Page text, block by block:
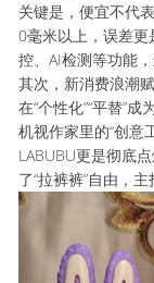
关键是，便宜不代
0毫米以上，误差
控、AI检测等功能
其次，新消费浪潮
在“个性化”“平替”
机视作家里的“创意
LABUBU更是彻底
了“拉裤裤”自由，